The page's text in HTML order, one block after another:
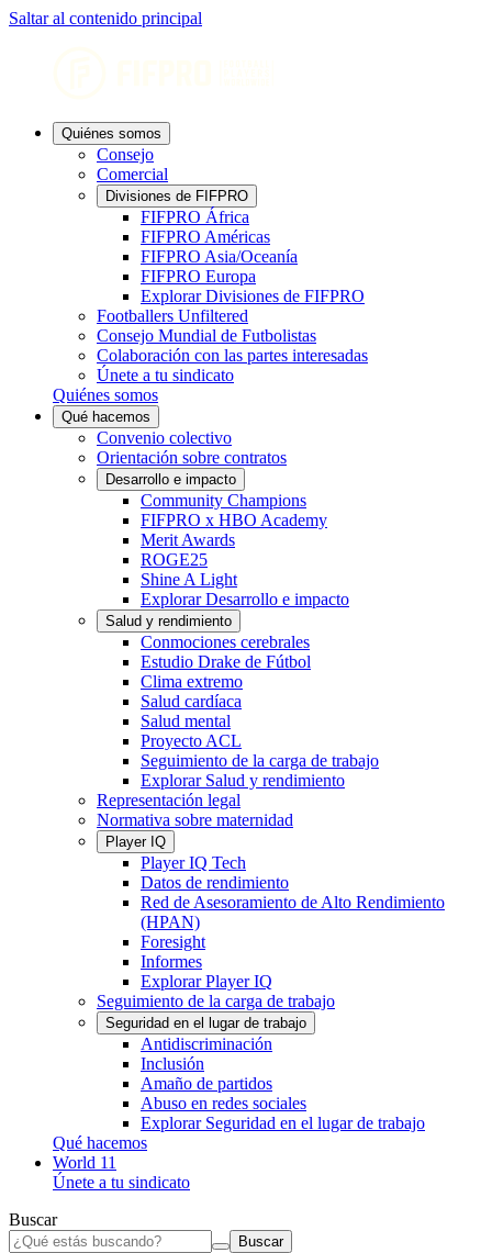
Saltar al contenido principal
Quiénes somos
Consejo
Comercial
Divisiones de FIFPRO
FIFPRO África
FIFPRO Américas
FIFPRO Asia/Oceanía
FIFPRO Europa
Explorar Divisiones de FIFPRO
Footballers Unfiltered
Consejo Mundial de Futbolistas
Colaboración con las partes interesadas
Únete a tu sindicato
Quiénes somos
Qué hacemos
Convenio colectivo
Orientación sobre contratos
Desarrollo e impacto
Community Champions
FIFPRO x HBO Academy
Merit Awards
ROGE25
Shine A Light
Explorar Desarrollo e impacto
Salud y rendimiento
Conmociones cerebrales
Estudio Drake de Fútbol
Clima extremo
Salud cardíaca
Salud mental
Proyecto ACL
Seguimiento de la carga de trabajo
Explorar Salud y rendimiento
Representación legal
Normativa sobre maternidad
Player IQ
Player IQ Tech
Datos de rendimiento
Red de Asesoramiento de Alto Rendimiento
(HPAN)
Foresight
Informes
Explorar Player IQ
Seguimiento de la carga de trabajo
Seguridad en el lugar de trabajo
Antidiscriminación
Inclusión
Amaño de partidos
Abuso en redes sociales
Explorar Seguridad en el lugar de trabajo
Qué hacemos
World 11
Únete a tu sindicato
Buscar
Buscar